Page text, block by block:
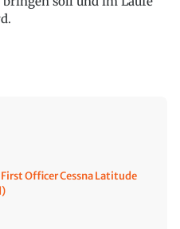
Officer Cessna Latitude